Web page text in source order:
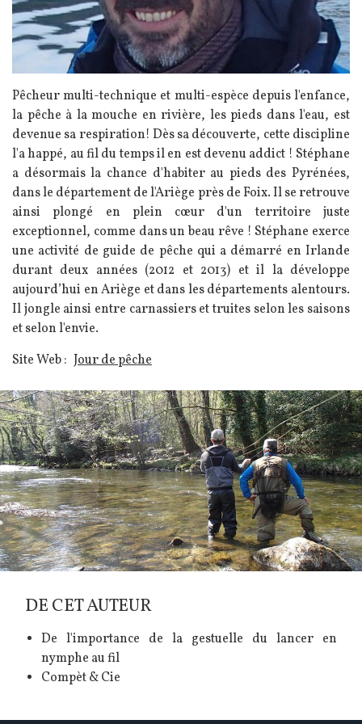
Pêcheur multi-technique et multi-espèce depuis l'enfance,
la pêche à la mouche en rivière, les pieds dans l'eau, est
devenue sa respiration! Dès sa découverte, cette discipline
l'a happé, au fil du temps il en est devenu addict ! Stéphane
a désormais la chance d'habiter au pieds des Pyrénées,
dans le département de l'Ariège près de Foix. Il se retrouve
ainsi plongé en plein cœur d'un territoire juste
exceptionnel, comme dans un beau rêve ! Stéphane exerce
une activité de guide de pêche qui a démarré en Irlande
durant deux années (2012 et 2013) et il la développe
aujourd’hui en Ariège et dans les départements alentours.
Il jongle ainsi entre carnassiers et truites selon les saisons
et selon l'envie.
Site Web : Jour de pêche
Image
DE CET AUTEUR
De l'importance de la gestuelle du lancer en
nymphe au fil
Compèt & Cie